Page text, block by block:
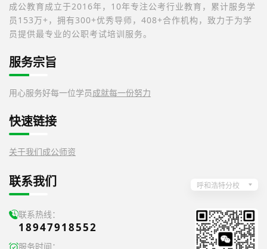
成公教育成立于2016年，10年专注公考行业教育，累计服务学
员153万+，拥有300+优秀导师，408+合作机构，致力于为学
员提供最专业的公职考试培训服务。
服务宗旨
用心服务好每一位学员成就每一份努力
快速链接
关于我们成公师资
联系我们 呼和浩特分校
联系热线：
18947918552
服务时间：